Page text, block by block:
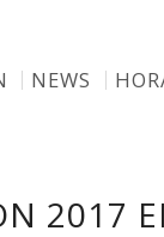
NEWS
2017